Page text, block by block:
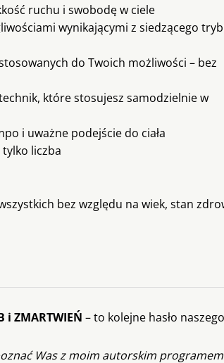
ruchu i swobodę w ciele
wynikającymi z siedzącego
do Twoich możliwości – bez
które stosujesz samodzielnie w
i uważne podejście do ciała
liczba
bez względu na wiek, stan
i ZMARTWIEŃ – to kolejne hasło
Was z moim autorskim